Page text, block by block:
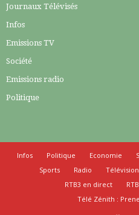
Journaux Télévisés
Infos
Emissions TV
Société
Emissions radio
Politique
Infos Politique Economie
Sports
Radio Télévision
RTB3 en direct
Télé Zénith :